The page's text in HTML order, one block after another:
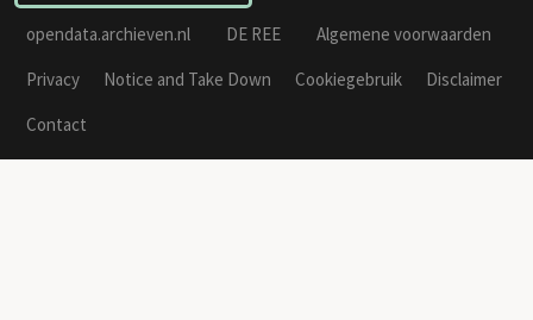
opendata.archieven.nl DE REE
Algemene voorwaarden
Privacy
Notice and Take Down Cookiegebruik
Disclaimer
Contact